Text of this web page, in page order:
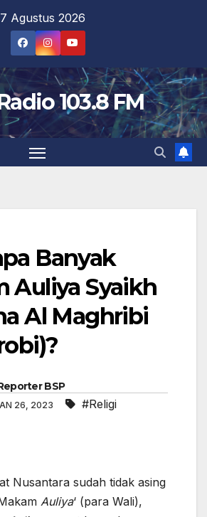
7 Agustus 2026
103.8 FM
Banyak
Auliya Syaikh
Al Maghribi
BSP
26, 2023 #Religi
Nusantara sudah tidak asing
Auliya‘ (para Wali),